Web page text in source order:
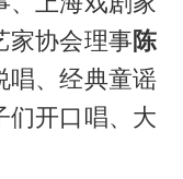
家协会理事陈
唱、经典童谣
们开口唱、大